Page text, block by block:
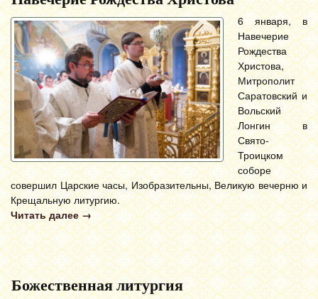
6 января, в
Навечерие
Рождества
Христова,
Митрополит
Саратовский и
Вольский
Лонгин в
Свято-
Троицком
соборе
совершил Царские часы, Изобразительны, Великую вечерню и
Крещальную литургию.
Читать далее →
Божественная литургия